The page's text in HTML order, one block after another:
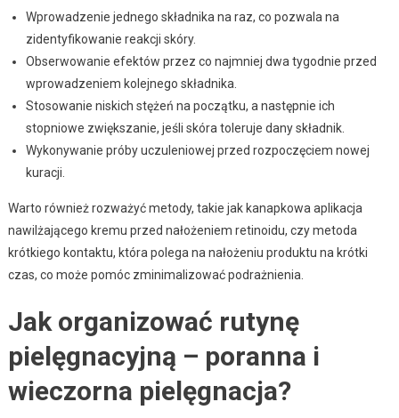
Wprowadzenie jednego składnika na raz, co pozwala na
zidentyfikowanie reakcji skóry.
Obserwowanie efektów przez co najmniej dwa tygodnie przed
wprowadzeniem kolejnego składnika.
Stosowanie niskich stężeń na początku, a następnie ich
stopniowe zwiększanie, jeśli skóra toleruje dany składnik.
Wykonywanie próby uczuleniowej przed rozpoczęciem nowej
kuracji.
Warto również rozważyć metody, takie jak kanapkowa aplikacja
nawilżającego kremu przed nałożeniem retinoidu, czy metoda
krótkiego kontaktu, która polega na nałożeniu produktu na krótki
czas, co może pomóc zminimalizować podrażnienia.
Jak organizować rutynę
pielęgnacyjną – poranna i
wieczorna pielęgnacja?